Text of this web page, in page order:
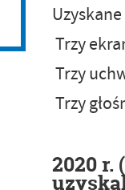
Trzy
Trzy
Trzy
2020 r.